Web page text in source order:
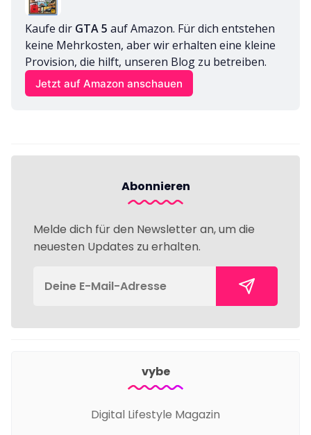
Kaufe dir GTA 5 auf Amazon. Für dich entstehen
keine Mehrkosten, aber wir erhalten eine kleine
Provision, die hilft, unseren Blog zu betreiben.
Jetzt auf Amazon anschauen
Abonnieren
Melde dich für den Newsletter an, um die
neuesten Updates zu erhalten.
vybe
Digital Lifestyle Magazin